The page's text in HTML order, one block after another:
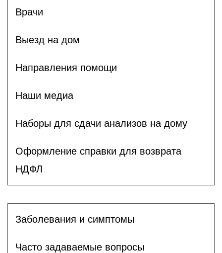
Врачи
Выезд на дом
Направления помощи
Наши медиа
Наборы для сдачи анализов на дому
Оформление справки для возврата
НДФЛ
Заболевания и симптомы
Часто задаваемые вопросы